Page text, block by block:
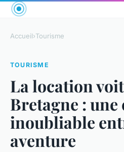
Accueil›Tourisme
TOURISME
La location
Bretagne : une
inoubliable
aventure